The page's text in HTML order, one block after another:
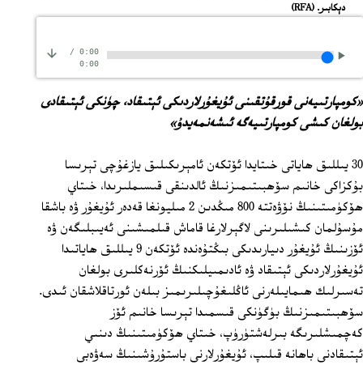
دېكابىر.(RFA)
0:00
/
0:00
«كومپارتىيەنى قورقۇتقىنى ئۇيغۇرلاردىكى ئېتىقاد، چۈنكى ئېتىقادى
بولغان كىشى كومپارتىيەگە ئىشەنمەيدۇ»
30 يىللىق ھاياتى خىتايدا ئۆتكەن ئامېرىكىلىق يازغۇچى تېرىسا
بۇكزاكى خانىم سۆھبىتىمىزنىڭ ئالدىنقى قىسىملىرىدا، خىتاي
ھۆكۈمىتىنىڭ نۆۋەتتە 800 مىڭدىن 2 مىليونغا قەدەر ئۇيغۇر ۋە باشقا
مۇسۇلمان كىشىلىرىنى لاگېرلارغا قاماش قىلمىشىنى ئەيىبلىگەن ۋە
ئۆزىنىڭ ئۇيغۇر دىيارىدىكى بىڭتۇەندە ئۆتكەن 9 يىللىق ھاياتىدا
ئۇيغۇرلاردىكى ئېتىقاد ۋە ئادىمىيلىكنىڭ ئۆرنەكلىرى بولغان
تەسىرلىك ھىمايىلەرنى ئاڭلىغۇچىلىرىمىز بىلەن ئورتاقلاشقان ئىدى.
سۆھبىتىمىزنىڭ بۈگۈنكى قىسمىدا تېرىسا خانىم ئۆز
كەچمىشلىرىگە بىرلەشتۈرۈپ، خىتاي ھۆكۈمىتىنىڭ دىنىي
ئېتىقادنى باھانە قىلىپ، ئۇيغۇرلارنى باستۇرۇشىنىڭ سەۋەبى